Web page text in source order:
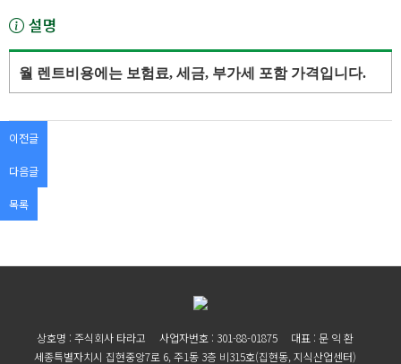
설명
월 렌트비용에는 보험료, 세금, 부가세 포함 가격입니다.
이전글
다음글
목록
상호명 : 주식회사 타라고 사업자번호 : 301-88-01875
대표 : 문 익 환
세종특별자치시 집현중앙7로 6, 주1동 3층 비315호(집현동, 지식산업센터)